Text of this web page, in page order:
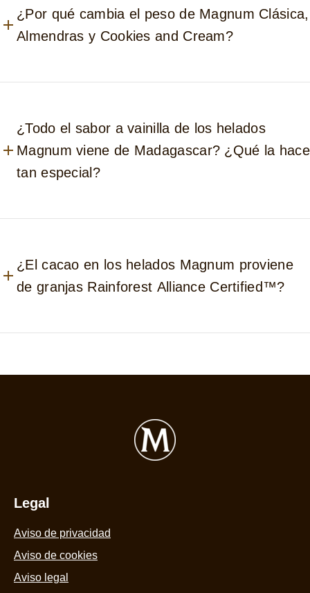
¿Por qué cambia el peso de Magnum Clásica,
Almendras y Cookies and Cream?
¿Todo el sabor a vainilla de los helados
Magnum viene de Madagascar? ¿Qué la hace
tan especial?
¿El cacao en los helados Magnum proviene
de granjas Rainforest Alliance Certified™?
Legal
Aviso de privacidad
Aviso de cookies
Preferencias de cookies